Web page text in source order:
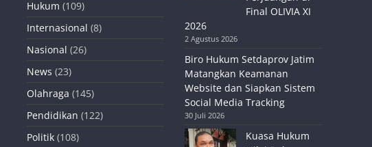
Hukum (109)
Internasional (8)
Nasional (26)
News (23)
Olahraga (145)
Pendidikan (122)
Politik (108)
Final OLIVIA XI
2026
2 Agustus 2026
Biro Hukum Setdaprov Jatim
Matangkan Keamanan
Website dan Siapkan Sistem
Social Media Tracking
30 Juli 2026
Kuasa Hukum